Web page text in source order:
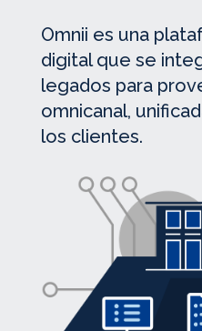
Omnii es una
digital que se
legados para
omnicanal,
los clientes.